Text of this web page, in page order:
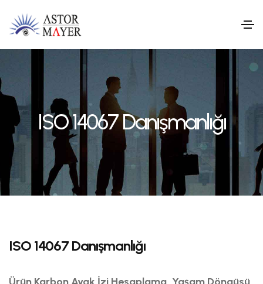
ISO 14067 Danışmanlığı
ISO 14067 Danışmanlığı